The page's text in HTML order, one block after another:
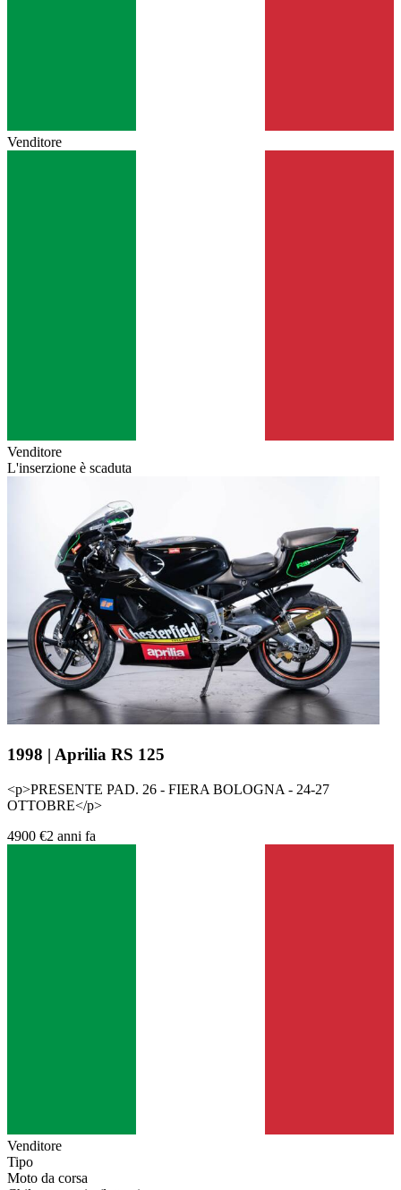
Venditore
Venditore
L'inserzione è scaduta
1998 | Aprilia RS 125
<p>PRESENTE PAD. 26 - FIERA BOLOGNA - 24-27
OTTOBRE</p>
4900 €2 anni fa
Venditore
Tipo
Moto da corsa